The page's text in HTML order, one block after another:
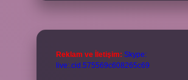
Reklam ve İletişim: Skype:
live:.cid.575569c608265c69